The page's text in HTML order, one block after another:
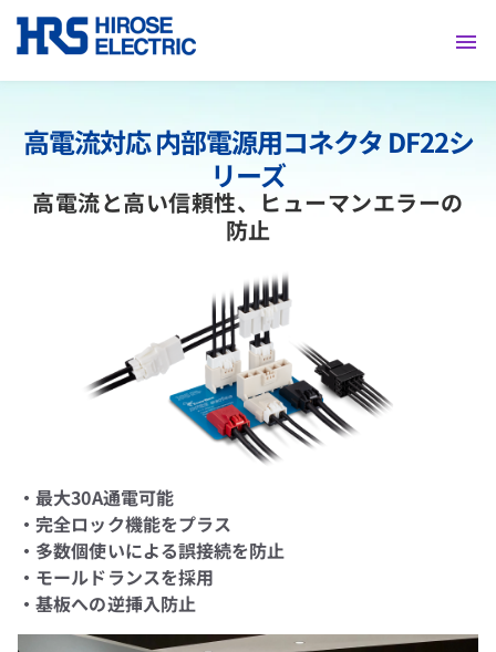
採用情報
高電流対応 内部電源用コネクタ DF22シ
リーズ
高電流と高い信頼性、ヒューマンエラーの
防止
・最大30A通電可能
・完全ロック機能をプラス
・多数個使いによる誤接続を防止
・モールドランスを採用
・基板への逆挿入防止